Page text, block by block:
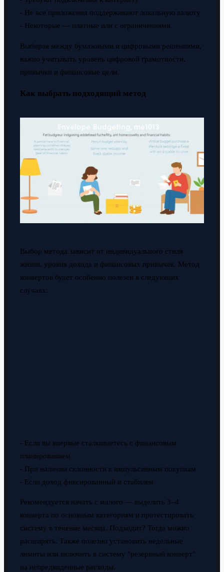
- Не все приложения поддерживают локальную валюту
- Некоторые — платные или с ограничениями
Выбирая между бумажными и цифровыми решениями,
важно учитывать уровень цифровой грамотности,
привычки и финансовые цели.
Как выбрать подходящий метод
Выбор метода зависит от индивидуального стиля
жизни, уровня дохода и финансовых привычек. Метод
конвертов будет особенно полезен в следующих
случаях:
- Если вы впервые сталкиваетесь с финансовым
планированием
- При наличии склонности к импульсивным покупкам
- Если доход фиксированный и стабилен
Рекомендуется начать с малого — выделить 3–4
конверта по основным категориям и протестировать
систему в течение месяца. Подходит? Тогда можно
расширять. Также полезно установить недельные
лимиты или включить в систему "резервный конверт"
на непредвиденные расходы.